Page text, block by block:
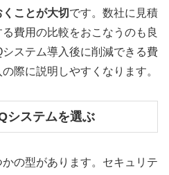
ことが大切 です。数社に見積
費用の比較をおこなうのも良
ステム導入後に削減できる費
際に説明しやすくなります。
システムを選ぶ
の型があります。セキュリテ